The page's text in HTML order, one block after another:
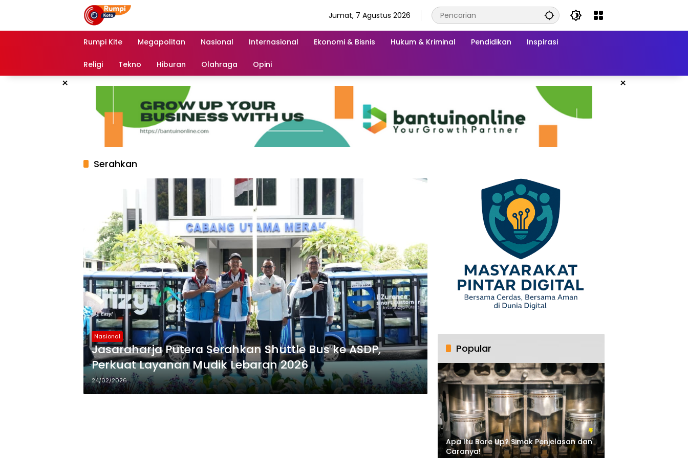
Jumat, 7 Agustus 2026
Rumpi Kite Megapolitan Nasional Internasional Ekonomi & Bisnis Hukum & Kriminal Pendidikan Inspirasi
Religi Tekno Hiburan Olahraga Opini
× ×
Serahkan
Nasional
Jasaraharja Putera Serahkan Shuttle Bus ke ASDP,
Perkuat Layanan Mudik Lebaran 2026
24/02/2026
Popular
Apa Itu Bore Up? Simak Penjelasan dan
Caranya!